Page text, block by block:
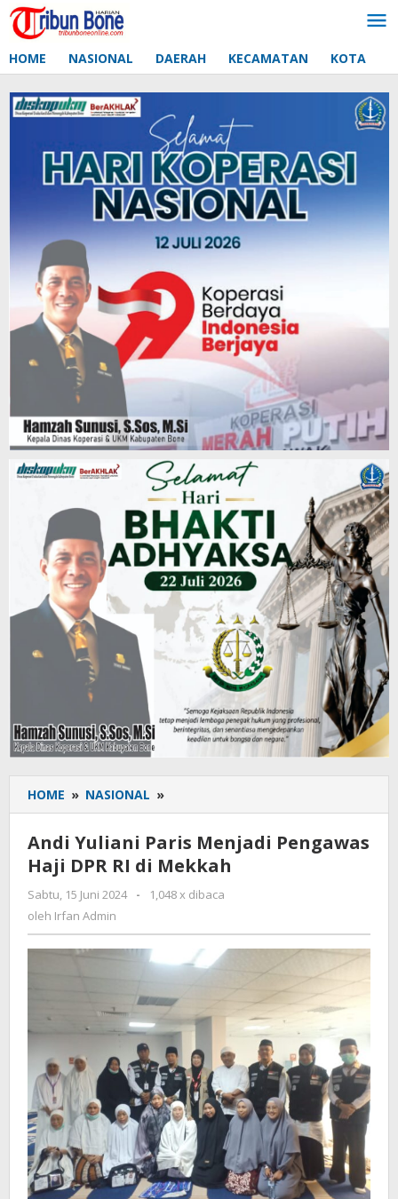
Lewati
ke
HOME NASIONAL DAERAH KECAMATAN KOTA
HOME » NASIONAL »
Yuliani
Paris
Menjadi
Pengawas
Haji
Mekkah
Andi Yuliani Paris Menjadi Pengawas
Haji DPR RI di Mekkah
Sabtu, 15 Juni 2024
oleh
-
1,048 x dibaca
oleh Irfan Admin